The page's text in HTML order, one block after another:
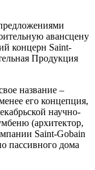
авансцену
концерн Saint-
Продукция
название –
его концепция,
научно-
(архитектор,
Saint-Gobain
пассивного дома